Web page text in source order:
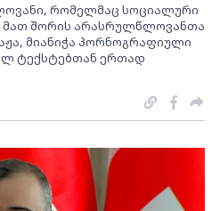
რომელმაც სოციალური
შორის არასრულწლოვანთა
მიანიჭა პორნოგრაფიული
ტექსტებთან ერთად